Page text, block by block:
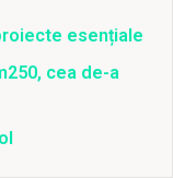
esențiale
cea de-a